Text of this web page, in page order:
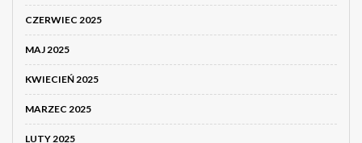
CZERWIEC 2025
MAJ 2025
KWIECIEŃ 2025
MARZEC 2025
LUTY 2025